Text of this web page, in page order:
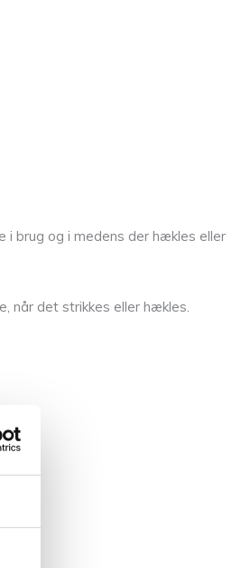
i brug og i medens der hækles eller
når det strikkes eller hækles.